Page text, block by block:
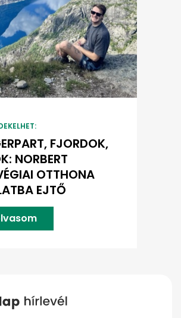
FJORDOK,
NORBERT
OTTHONA
EJTŐ